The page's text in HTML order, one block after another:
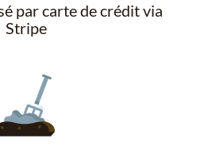
par carte de crédit via
Stripe